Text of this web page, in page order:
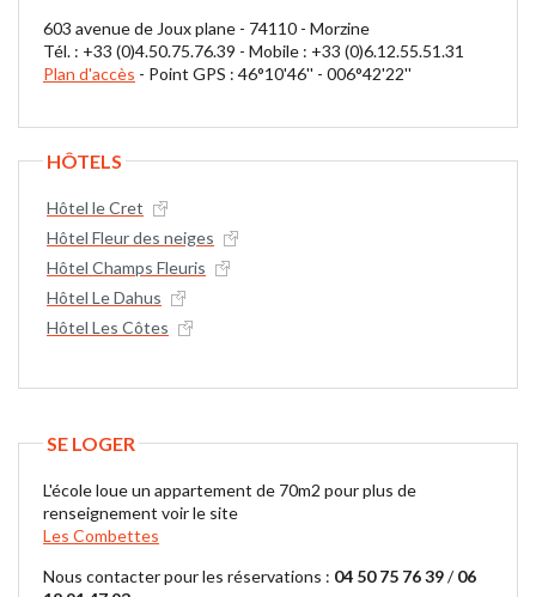
603 avenue de Joux plane - 74110 - Morzine
Tél. : +33 (0)4.50.75.76.39 - Mobile : +33 (0)6.12.55.51.31
Plan d'accès - Point GPS : 46°10'46'' - 006°42'22''
HÔTELS
Hôtel le Cret
Hôtel Fleur des neiges
Hôtel Champs Fleuris
Hôtel Le Dahus
Hôtel Les Côtes
SE LOGER
L'école loue un appartement de 70m2 pour plus de
renseignement voir le site
Les Combettes
Nous contacter pour les réservations : 04 50 75 76 39/06